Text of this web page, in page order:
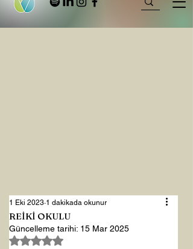
REİKİ OKULU
1 Eki 2023 1 dakikada okunur
Güncelleme tarihi: 15 Mar 2025
5 üzerinden NaN yıldız